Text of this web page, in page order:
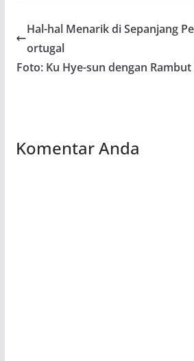
Hal-hal Menarik di Sepanjang
ortugal
Foto: Ku Hye-sun dengan
Komentar Anda